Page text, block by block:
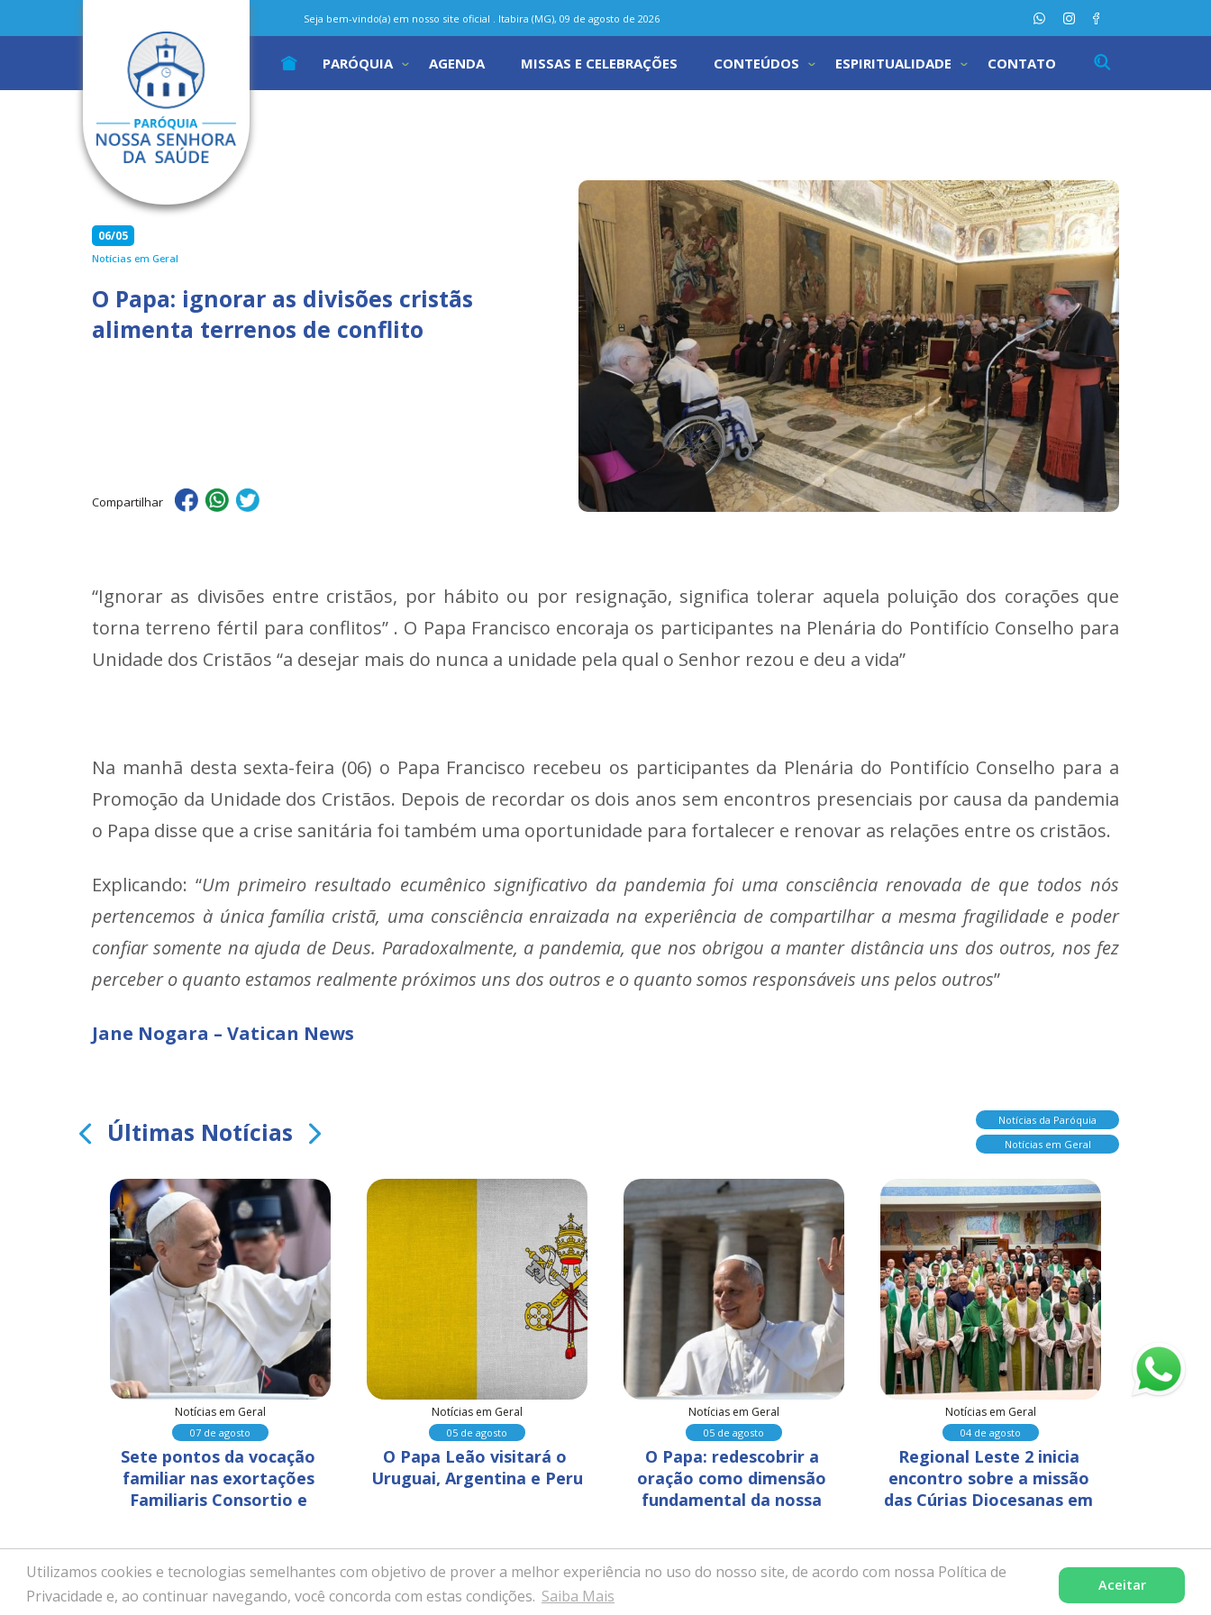
Utilizamos cookies e tecnologias semelhantes com objetivo de prover a melhor experiência no uso do nosso site, de acordo com nossa Política de
Privacidade e, ao continuar navegando, você concorda com estas condições. Saiba Mais
Aceitar
Seja bem-vindo(a) em nosso site oficial . Itabira (MG), 09 de agosto de 2026
PARÓQUIA AGENDA MISSAS E CELEBRAÇÕES CONTEÚDOS ESPIRITUALIDADE CONTATO
06/05
Notícias em Geral
O Papa: ignorar as divisões cristãs
alimenta terrenos de conflito
Compartilhar
“Ignorar as divisões entre cristãos, por hábito ou por resignação, significa tolerar aquela poluição dos corações que
torna terreno fértil para conflitos” . O Papa Francisco encoraja os participantes na Plenária do Pontifício Conselho para
Unidade dos Cristãos “a desejar mais do nunca a unidade pela qual o Senhor rezou e deu a vida”
Na manhã desta sexta-feira (06) o Papa Francisco recebeu os participantes da Plenária do Pontifício Conselho para a
Promoção da Unidade dos Cristãos. Depois de recordar os dois anos sem encontros presenciais por causa da pandemia
o Papa disse que a crise sanitária foi também uma oportunidade para fortalecer e renovar as relações entre os cristãos.
Explicando: “Um primeiro resultado ecumênico significativo da pandemia foi uma consciência renovada de que todos nós
pertencemos à única família cristã, uma consciência enraizada na experiência de compartilhar a mesma fragilidade e poder
confiar somente na ajuda de Deus. Paradoxalmente, a pandemia, que nos obrigou a manter distância uns dos outros, nos fez
perceber o quanto estamos realmente próximos uns dos outros e o quanto somos responsáveis uns pelos outros”
Jane Nogara – Vatican News
Últimas Notícias
Notícias da Paróquia
Notícias em Geral
Notícias em Geral
07 de agosto
Sete pontos da vocação
familiar nas exortações
Familiaris Consortio e
Notícias em Geral
05 de agosto
O Papa Leão visitará o
Uruguai, Argentina e Peru
Notícias em Geral
05 de agosto
O Papa: redescobrir a
oração como dimensão
fundamental da nossa
Notícias em Geral
04 de agosto
Regional Leste 2 inicia
encontro sobre a missão
das Cúrias Diocesanas em
Copyright © 2026 - Paróquia Nossa Senhora da Saúde - Itabira, Minas Gerais - Desenvolvido com excelência pela